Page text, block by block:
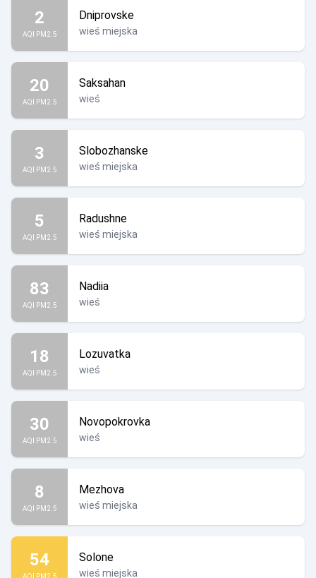
2
AQI PM2.5
Dniprovske
wieś miejska
20
AQI PM2.5
Saksahan
wieś
3
AQI PM2.5
Slobozhanske
wieś miejska
5
AQI PM2.5
Radushne
wieś miejska
83
AQI PM2.5
Nadiia
wieś
18
AQI PM2.5
Lozuvatka
wieś
30
AQI PM2.5
Novopokrovka
wieś
8
AQI PM2.5
Mezhova
wieś miejska
54
AQI PM2.5
Solone
wieś miejska